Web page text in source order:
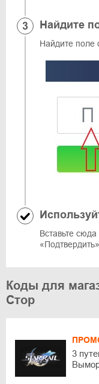
Найдите
Найдите поле
Вставьте
«Подтвердить».
Коды для
Стор
3